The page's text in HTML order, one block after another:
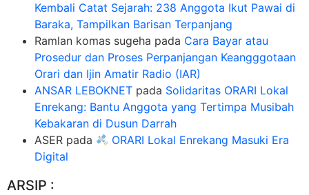
Kembali Catat Sejarah: 238 Anggota Ikut Pawai di
Baraka, Tampilkan Barisan Terpanjang
Ramlan komas sugeha pada Cara Bayar atau
Prosedur dan Proses Perpanjangan Keangggotaan
Orari dan Ijin Amatir Radio (IAR)
ANSAR LEBOKNET pada Solidaritas ORARI Lokal
Enrekang: Bantu Anggota yang Tertimpa Musibah
Kebakaran di Dusun Darrah
ASER pada
ORARI Lokal Enrekang Masuki Era
Digital
ARSIP :